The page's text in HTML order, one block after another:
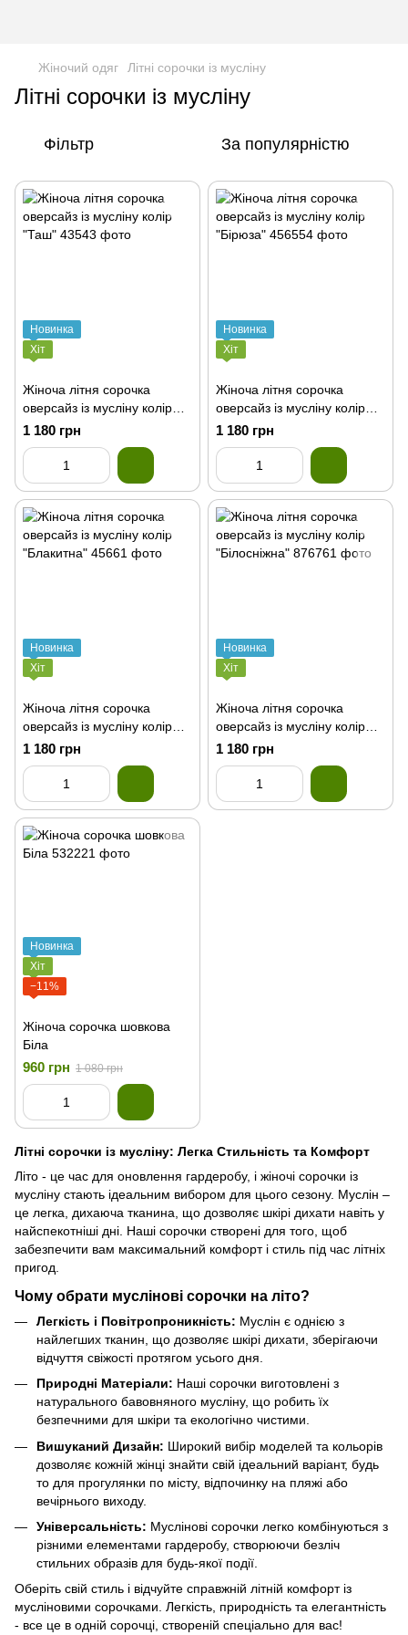
Жіночий одяг Літні сорочки із мусліну
Літні сорочки із мусліну
Фільтр За популярністю
Новинка
Хіт
Жіноча літня сорочка
оверсайз із мусліну колір
"Таш"
1 180 грн
Новинка
Хіт
Жіноча літня сорочка
оверсайз із мусліну колір
"Бірюза"
1 180 грн
Новинка
Хіт
Жіноча літня сорочка
оверсайз із мусліну колір
"Блакитна"
1 180 грн
Новинка
Хіт
Жіноча літня сорочка
оверсайз із мусліну колір
"Білосніжна"
1 180 грн
Новинка
Хіт
−11%
Жіноча сорочка шовкова
Біла
960 грн 1 080 грн
Літні сорочки із мусліну: Легка Стильність та Комфорт
Літо - це час для оновлення гардеробу, і жіночі сорочки із
мусліну стають ідеальним вибором для цього сезону. Муслін –
це легка, дихаюча тканина, що дозволяє шкірі дихати навіть у
найспекотніші дні. Наші сорочки створені для того, щоб
забезпечити вам максимальний комфорт і стиль під час літніх
пригод.
Чому обрати муслінові сорочки на літо?
Легкість і Повітропроникність: Муслін є однією з
найлегших тканин, що дозволяє шкірі дихати, зберігаючи
відчуття свіжості протягом усього дня.
Природні Матеріали: Наші сорочки виготовлені з
натурального бавовняного мусліну, що робить їх
безпечними для шкіри та екологічно чистими.
Вишуканий Дизайн: Широкий вибір моделей та кольорів
дозволяє кожній жінці знайти свій ідеальний варіант, будь
то для прогулянки по місту, відпочинку на пляжі або
вечірнього виходу.
Універсальність: Муслінові сорочки легко комбінуються з
різними елементами гардеробу, створюючи безліч
стильних образів для будь-якої події.
Оберіть свій стиль і відчуйте справжній літній комфорт із
мусліновими сорочками. Легкість, природність та елегантність
- все це в одній сорочці, створеній спеціально для вас!